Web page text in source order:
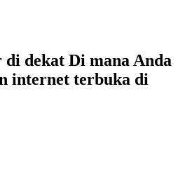
di dekat Di mana Anda
internet terbuka di